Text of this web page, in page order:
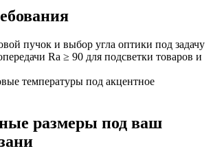
пучок и выбор угла оптики под задачу
Ra ≥ 90 для подсветки товаров и
температуры под акцентное
размеры под ваш